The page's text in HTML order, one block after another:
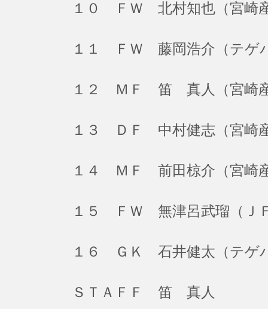
１０ ＦＷ 北村知也（宮崎
１１ ＦＷ 藤岡浩介（テゲ
１２ ＭＦ 笛 真人（宮崎産
１３ ＤＦ 中村健志（宮崎
１４ ＭＦ 前田椋介（宮崎
１５ ＦＷ 無津呂武瑠（Ｊ
１６ ＧＫ 石井健太（テゲ
ＳＴＡＦＦ 笛 真人